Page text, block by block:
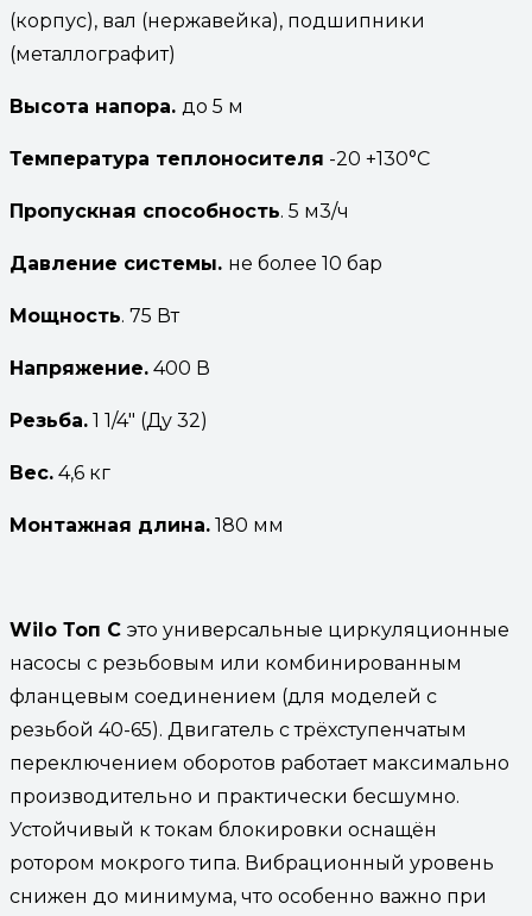
(корпус), вал (нержавейка), подшипники
(металлографит)
Высота напора. до 5 м
Температура теплоносителя -20 +130°С
Пропускная способность. 5 м3/ч
Давление системы. не более 10 бар
Мощность. 75 Вт
Напряжение. 400 В
Резьба. 1 1/4″ (Ду 32)
Вес. 4,6 кг
Монтажная длина. 180 мм
Wilo Топ С это универсальные циркуляционные
насосы с резьбовым или комбинированным
фланцевым соединением (для моделей с
резьбой 40-65). Двигатель с трёхступенчатым
переключением оборотов работает максимально
производительно и практически бесшумно.
Устойчивый к токам блокировки оснащён
ротором мокрого типа. Вибрационный уровень
снижен до минимума, что особенно важно при